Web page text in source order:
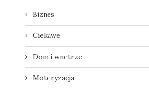
Biznes
Ciekawe
Dom i wnetrze
Motoryzacja